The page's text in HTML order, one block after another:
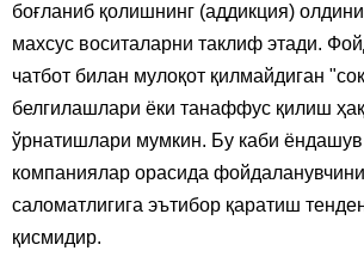
боғланиб қолишнинг (аддикция)
махсус воситаларни таклиф этади.
чатбот билан мулоқот қилмайдиган
белгилашлари ёки танаффус қилиш
ўрнатишлари мумкин. Бу каби ёндашув
компаниялар орасида
саломатлигига эътибор қаратиш
қисмидир.